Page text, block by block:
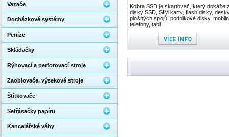
Kobra SSD je skartovač, který dokáže
disky SSD, SIM karty, flash disky,
plošných spojů, podnikové disky,
telefony, tabl
Vazače
Docházkové systémy
Peníze
Skládačky
Rýhovací a perforovací stroje
Zaoblovače, výsekové stroje
Štítkovače
Setřásačky papíru
Kancelářské váhy